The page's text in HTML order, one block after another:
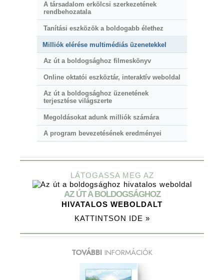
A társadalom erkölcsi szerkezetének
rendbehozatala
Tanítási eszközök a boldogabb élethez
Milliók elérése multimédiás üzenetekkel
Az út a boldogsághoz filmeskönyv
Online oktatói eszköztár, interaktív weboldal
Az út a boldogsághoz üzenetének
terjesztése világszerte
Megoldásokat adunk milliók számára
A program bevezetésének eredményei
LÁTOGASSA MEG AZ
AZ ÚT A BOLDOGSÁGHOZ
HIVATALOS WEBOLDALT
KATTINTSON IDE »
TOVÁBBI INFORMÁCIÓK